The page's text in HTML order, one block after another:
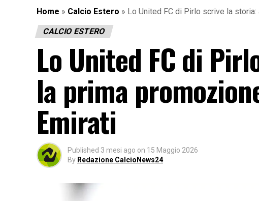
Home » Calcio Estero » Lo United FC di Pirlo scrive la
CALCIO ESTERO
Lo United FC di
la prima
Emirati
Published 3 mesi ago on 15 Maggio 2026
By Redazione CalcioNews24